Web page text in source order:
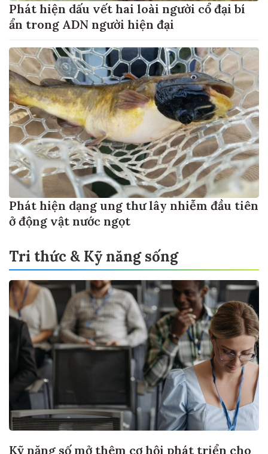
Phát hiện dấu vết hai loài người cổ đại bí
ẩn trong ADN người hiện đại
Phát hiện dạng ung thư lây nhiễm đầu tiên
ở động vật nước ngọt
Tri thức & Kỹ năng sống
Kỹ năng số mở thêm cơ hội phát triển cho